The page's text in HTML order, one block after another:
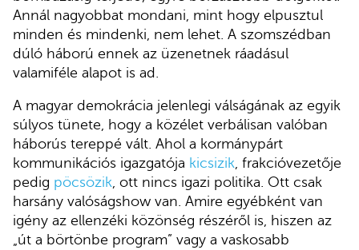
Annál nagyobbat mondani, mint hogy elpusztul
minden és mindenki, nem lehet. A szomszédban
dúló háború ennek az üzenetnek ráadásul
valamiféle alapot is ad.
A magyar demokrácia jelenlegi válságának az egyik
súlyos tünete, hogy a közélet verbálisan valóban
háborús tereppé vált. Ahol a kormánypárt
kommunikációs igazgatója kicsizik, frakcióvezetője
pedig pöcsözik, ott nincs igazi politika. Ott csak
harsány valóságshow van. Amire egyébként van
igény az ellenzéki közönség részéről is, hiszen az
„út a börtönbe program” vagy a vaskosabb